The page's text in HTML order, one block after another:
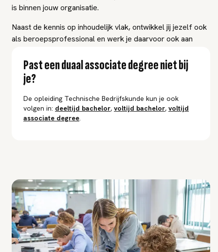
is binnen jouw organisatie.
Naast de kennis op inhoudelijk vlak, ontwikkel jij jezelf ook
als beroepsprofessional en werk je daarvoor ook aan
verbinden met de strategie en ben jij uiteindelijk een
gesprekspartner voor vele collega’s.
Deze hbo studierichting is onderdeel van de duale
Associate degree opleiding Engineering en duurt 2 jaar.
Past een duaal associate degree niet bij
je?
De opleiding Technische Bedrijfskunde kun je ook
volgen in: deeltijd bachelor, voltijd bachelor, voltijd
associate degree.